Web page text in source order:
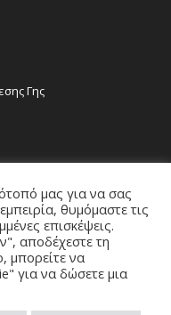
Γης
μας για να σας
θυμόμαστε τις
επισκέψεις.
αποδέχεστε τη
να
για να δώσετε μια